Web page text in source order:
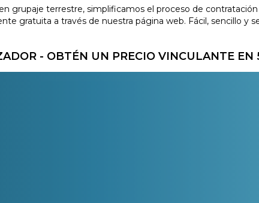
grupaje terrestre, simplificamos el proceso de
gratuita a través de nuestra página web. Fácil, sencillo y
- OBTÉN UN PRECIO VINCULANTE EN